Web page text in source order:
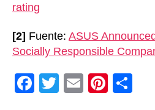
rating
[2] Fuente: ASUS
Socially Responsible
F
T
E
Pi